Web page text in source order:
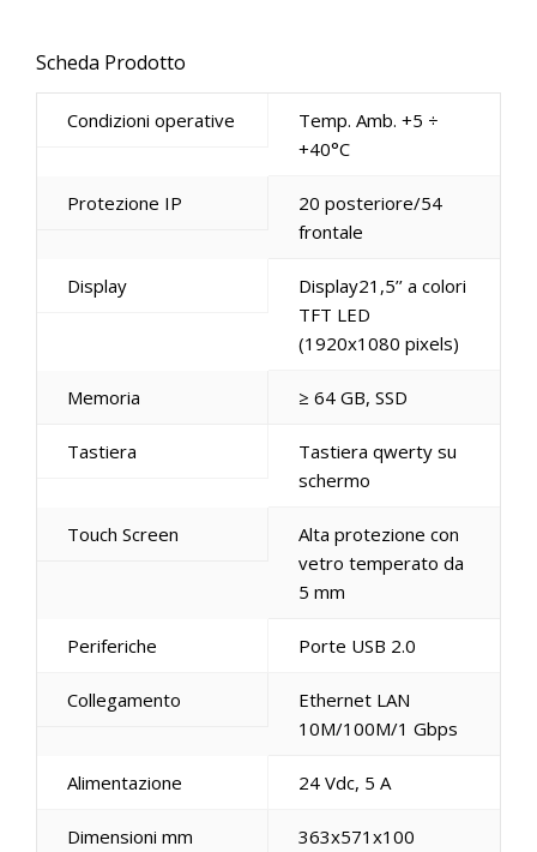
Scheda Prodotto
Condizioni operative
Temp. Amb. +5 ÷
+40°C
Protezione IP
20 posteriore/54
frontale
Display
Display21,5’’ a colori
TFT LED
(1920x1080 pixels)
Memoria ≥ 64 GB, SSD
Tastiera
Tastiera qwerty su
schermo
Touch Screen
Alta protezione con
vetro temperato da
5 mm
Periferiche Porte USB 2.0
Collegamento
Ethernet LAN
10M/100M/1 Gbps
Alimentazione 24 Vdc, 5 A
Dimensioni mm
363x571x100